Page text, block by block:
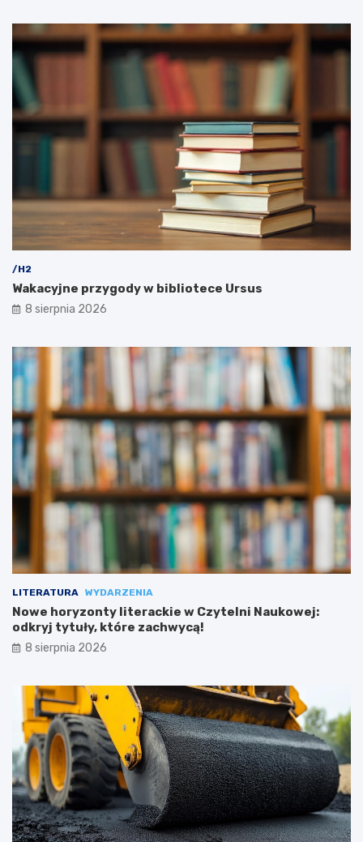
/H2
Wakacyjne przygody w bibliotece Ursus
8 sierpnia 2026
LITERATURA WYDARZENIA
Nowe horyzonty literackie w Czytelni Naukowej:
odkryj tytuły, które zachwycą!
8 sierpnia 2026